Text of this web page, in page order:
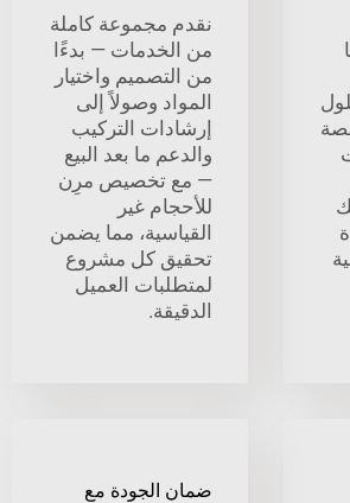
نقدم مجموعة كاملة
من الخدمات — بدءًا
من التصميم واختيار
المواد وصولاً إلى
إرشادات التركيب
والدعم ما بعد البيع
— مع تخصيص مرِن
للأحجام غير
القياسية، مما يضمن
تحقيق كل مشروع
لمتطلبات العميل
ضمان الجودة مع